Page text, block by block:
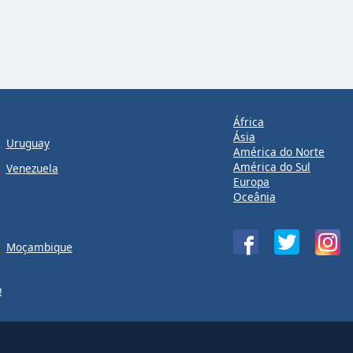
Uruguay
Venezuela
Moçambique
!
África
Ásia
América do Norte
América do Sul
Europa
Oceânia